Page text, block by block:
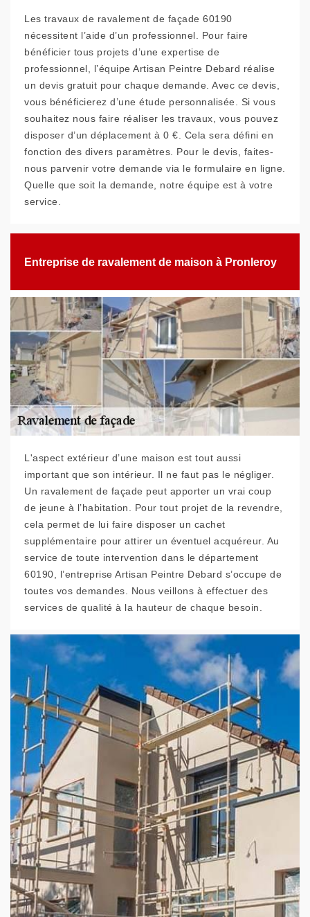
Les travaux de ravalement de façade 60190
nécessitent l’aide d’un professionnel. Pour faire
bénéficier tous projets d’une expertise de
professionnel, l’équipe Artisan Peintre Debard réalise
un devis gratuit pour chaque demande. Avec ce devis,
vous bénéficierez d’une étude personnalisée. Si vous
souhaitez nous faire réaliser les travaux, vous pouvez
disposer d’un déplacement à 0 €. Cela sera défini en
fonction des divers paramètres. Pour le devis, faites-
nous parvenir votre demande via le formulaire en ligne.
Quelle que soit la demande, notre équipe est à votre
service.
Entreprise de ravalement de maison à Pronleroy
L'aspect extérieur d’une maison est tout aussi
important que son intérieur. Il ne faut pas le négliger.
Un ravalement de façade peut apporter un vrai coup
de jeune à l’habitation. Pour tout projet de la revendre,
cela permet de lui faire disposer un cachet
supplémentaire pour attirer un éventuel acquéreur. Au
service de toute intervention dans le département
60190, l’entreprise Artisan Peintre Debard s’occupe de
toutes vos demandes. Nous veillons à effectuer des
services de qualité à la hauteur de chaque besoin.